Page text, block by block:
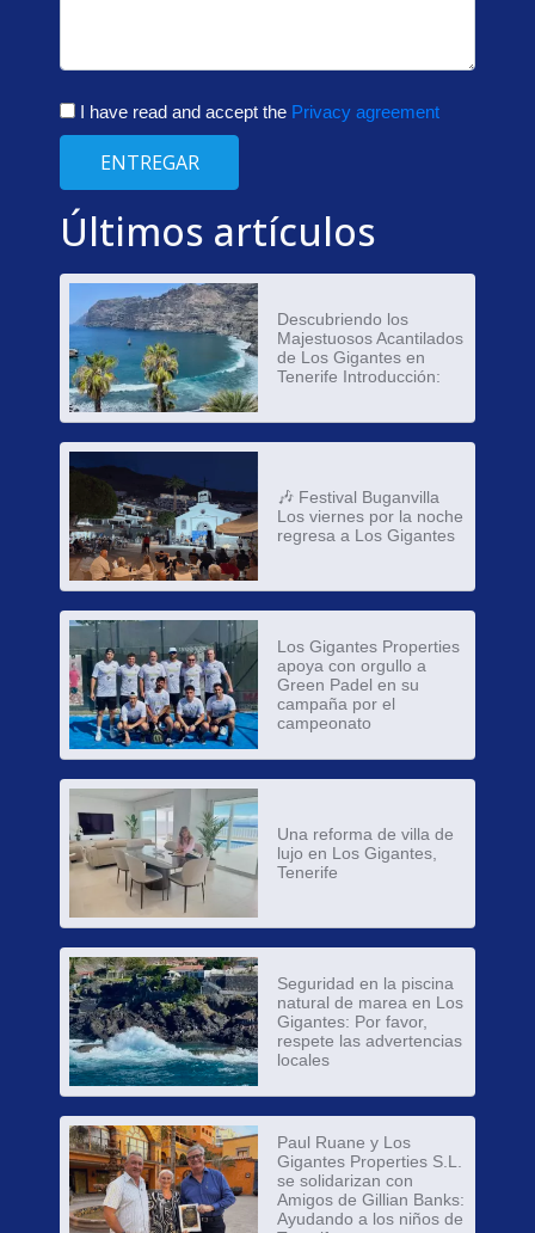
I have read and accept the Privacy agreement
ENTREGAR
Últimos artículos
Descubriendo los
Majestuosos Acantilados
de Los Gigantes en
Tenerife Introducción:
🎶 Festival Buganvilla
Los viernes por la noche
regresa a Los Gigantes
Los Gigantes Properties
apoya con orgullo a
Green Padel en su
campaña por el
campeonato
Una reforma de villa de
lujo en Los Gigantes,
Tenerife
Seguridad en la piscina
natural de marea en Los
Gigantes: Por favor,
respete las advertencias
locales
Paul Ruane y Los
Gigantes Properties S.L.
se solidarizan con
Amigos de Gillian Banks:
Ayudando a los niños de